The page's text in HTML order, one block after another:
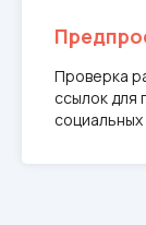
Проверка
ссылок для
социальных